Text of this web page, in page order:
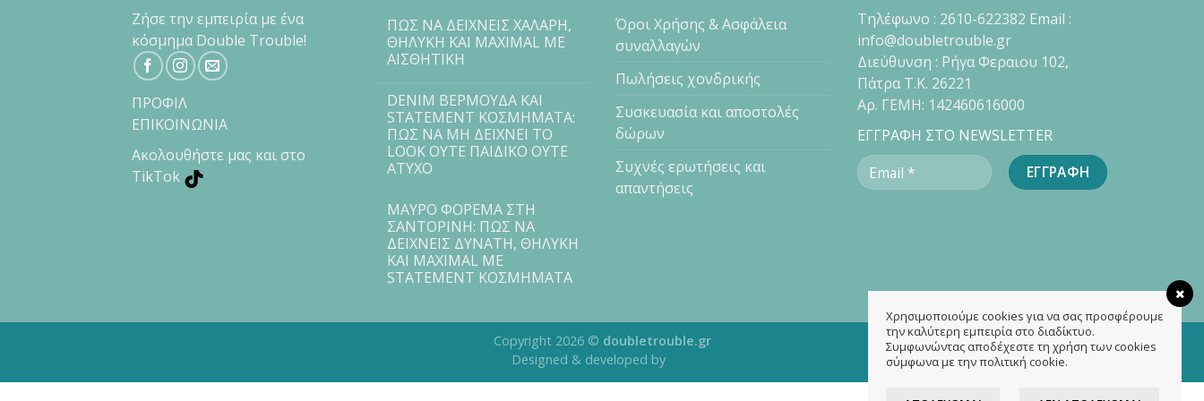
Ζήσε την εμπειρία με ένα
κόσμημα Double Trouble!
ΠΡΟΦΙΛ
ΕΠΙΚΟΙΝΩΝΙΑ
Ακολουθήστε μας και στο
TikTok
ΠΩΣ ΝΑ ΔΕΙΧΝΕΙΣ ΧΑΛΑΡΗ,
ΘΗΛΥΚΗ ΚΑΙ MAXIMAL ΜΕ
ΑΙΣΘΗΤΙΚΗ
DENIM ΒΕΡΜΟΥΔΑ ΚΑΙ
STATEMENT ΚΟΣΜΗΜΑΤΑ:
ΠΩΣ ΝΑ ΜΗ ΔΕΙΧΝΕΙ ΤΟ
LOOK ΟΥΤΕ ΠΑΙΔΙΚΟ ΟΥΤΕ
ΑΤΥΧΟ
ΜΑΥΡΟ ΦΟΡΕΜΑ ΣΤΗ
ΣΑΝΤΟΡΙΝΗ: ΠΩΣ ΝΑ
ΔΕΙΧΝΕΙΣ ΔΥΝΑΤΗ, ΘΗΛΥΚΗ
ΚΑΙ MAXIMAL ΜΕ
STATEMENT ΚΟΣΜΗΜΑΤΑ
Όροι Χρήσης & Ασφάλεια
συναλλαγών
Πωλήσεις χονδρικής
Συσκευασία και αποστολές
δώρων
Συχνές ερωτήσεις και
απαντήσεις
Τηλέφωνο : 2610-622382 Email :
info@doubletrouble.gr
Διεύθυνση : Ρήγα Φεραιου 102,
Πάτρα Τ.Κ. 26221
Αρ. ΓΕΜΗ: 142460616000
ΕΓΓΡΑΦΗ ΣΤΟ NEWSLETTER
Copyright 2026 © doubletrouble.gr
Designed & developed by
Χρησιμοποιούμε cookies για να σας προσφέρουμε
την καλύτερη εμπειρία στο διαδίκτυο.
Συμφωνώντας αποδέχεστε τη χρήση των cookies
σύμφωνα με την πολιτική cookie.